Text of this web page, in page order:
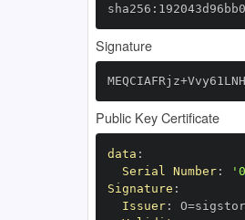
Signature
Public Key Certificate
data :
Serial Number:
Signature :
Issuer: